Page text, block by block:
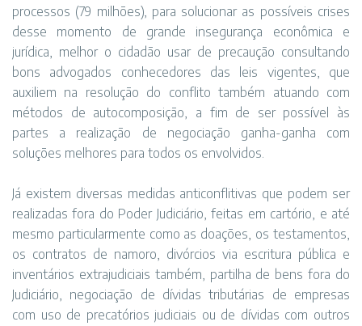
processos (79 milhões), para solucionar as possíveis crises
desse momento de grande insegurança econômica e
jurídica, melhor o cidadão usar de precaução consultando
bons advogados conhecedores das leis vigentes, que
auxiliem na resolução do conflito também atuando com
métodos de autocomposição, a fim de ser possível às
partes a realização de negociação ganha-ganha com
soluções melhores para todos os envolvidos.
Já existem diversas medidas anticonflitivas que podem ser
realizadas fora do Poder Judiciário, feitas em cartório, e até
mesmo particularmente como as doações, os testamentos,
os contratos de namoro, divórcios via escritura pública e
inventários extrajudiciais também, partilha de bens fora do
Judiciário, negociação de dívidas tributárias de empresas
com uso de precatórios judiciais ou de dívidas com outros